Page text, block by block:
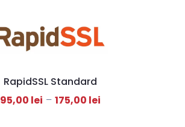
RapidSSL Standard
95,00 lei – 175,00 lei